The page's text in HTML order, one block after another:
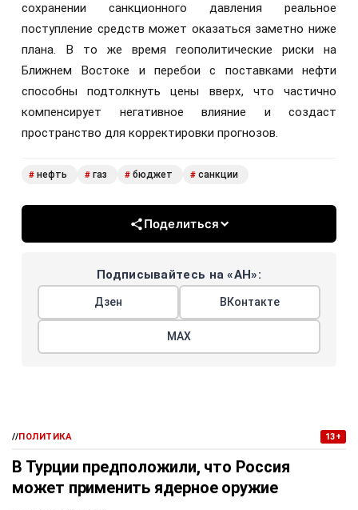
сохранении санкционного давления реальное
поступление средств может оказаться заметно ниже
плана. В то же время геополитические риски на
Ближнем Востоке и перебои с поставками нефти
способны подтолкнуть цены вверх, что частично
компенсирует негативное влияние и создаст
пространство для корректировки прогнозов.
# нефть # газ # бюджет # санкции
Поделиться
Подписывайтесь на «АН»:
Дзен ВКонтакте
МАХ
//ПОЛИТИКА 13+
В Турции предположили, что Россия
может применить ядерное оружие